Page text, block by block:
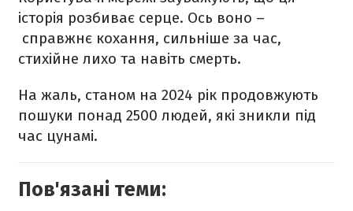
історія розбиває серце. Ось воно –
справжнє кохання, сильніше за час,
стихійне лихо та навіть смерть.
На жаль, станом на 2024 рік продовжують
пошуки понад 2500 людей, які зникли під
час цунамі.
Пов'язані теми: